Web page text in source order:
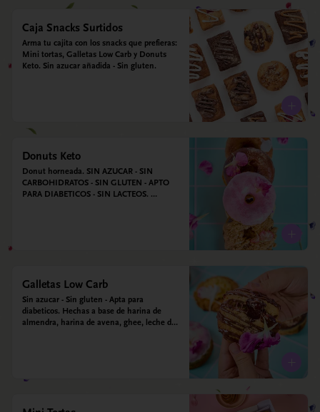
Caja Snacks Surtidos
Arma tu cajita con los snacks que prefieras:
Mini tortas, Galletas Low Carb y Donuts
Keto. Sin azucar añadida - Sin gluten.
Donuts Keto
Donut horneada. SIN AZUCAR - SIN
CARBOHIDRATOS - SIN GLUTEN - APTO
PARA DIABETICOS - SIN LACTEOS.
Galletas Low Carb
Sin azucar - Sin gluten - Apta para
diabeticos. Hechas a base de harina de
almendra, harina de avena, ghee, leche de